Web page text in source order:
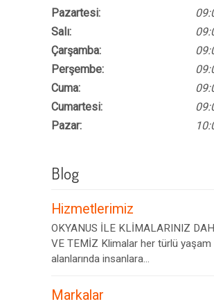
Pazartesi:
Salı:
Çarşamba:
Perşembe:
Cuma:
Cumartesi:
Pazar:
Blog
Hizmetlerimiz
OKYANUS İLE KLİMALARINIZ
VE TEMİZ Klimalar her türlü yaşam
alanlarında insanlara...
Markalar